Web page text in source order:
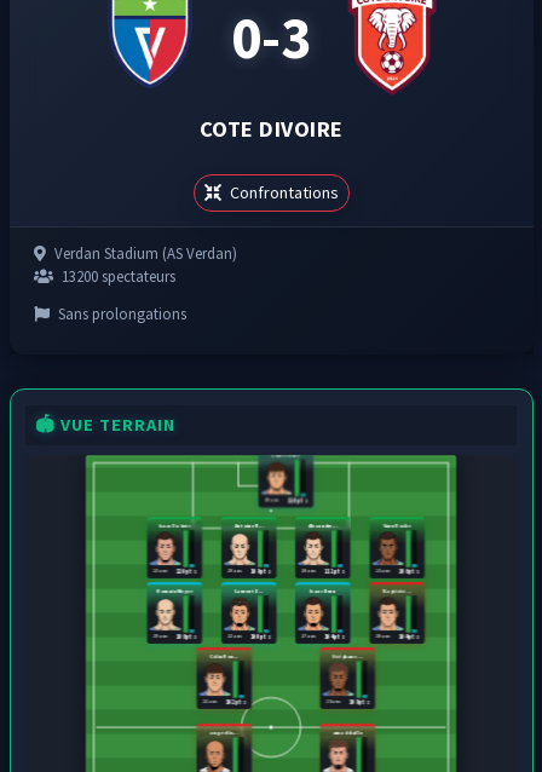
0-3
COTE DIVOIRE
Confrontations
Verdan Stadium (AS Verdan)
13200 spectateurs
Sans prolongations
🏟️ VUE TERRAIN
110 pts
19 ans
Isaac Dubois
120 pts
23 ans
Antoine R...
109 pts
29 ans
Alexandre...
111 pts
28 ans
Yann Roche
106 pts
21 ans
Romain Meyer
106 pts
29 ans
Laurent D...
100 pts
22 ans
Isaac Brun
104 pts
27 ans
Baptiste ...
104 pts
28 ans
Colin Rou...
102 pts
22 ans
Stéphane ...
109 pts
26 ans
ange elis... amad diallo